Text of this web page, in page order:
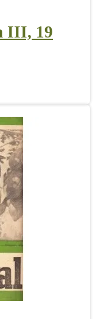
III, 19